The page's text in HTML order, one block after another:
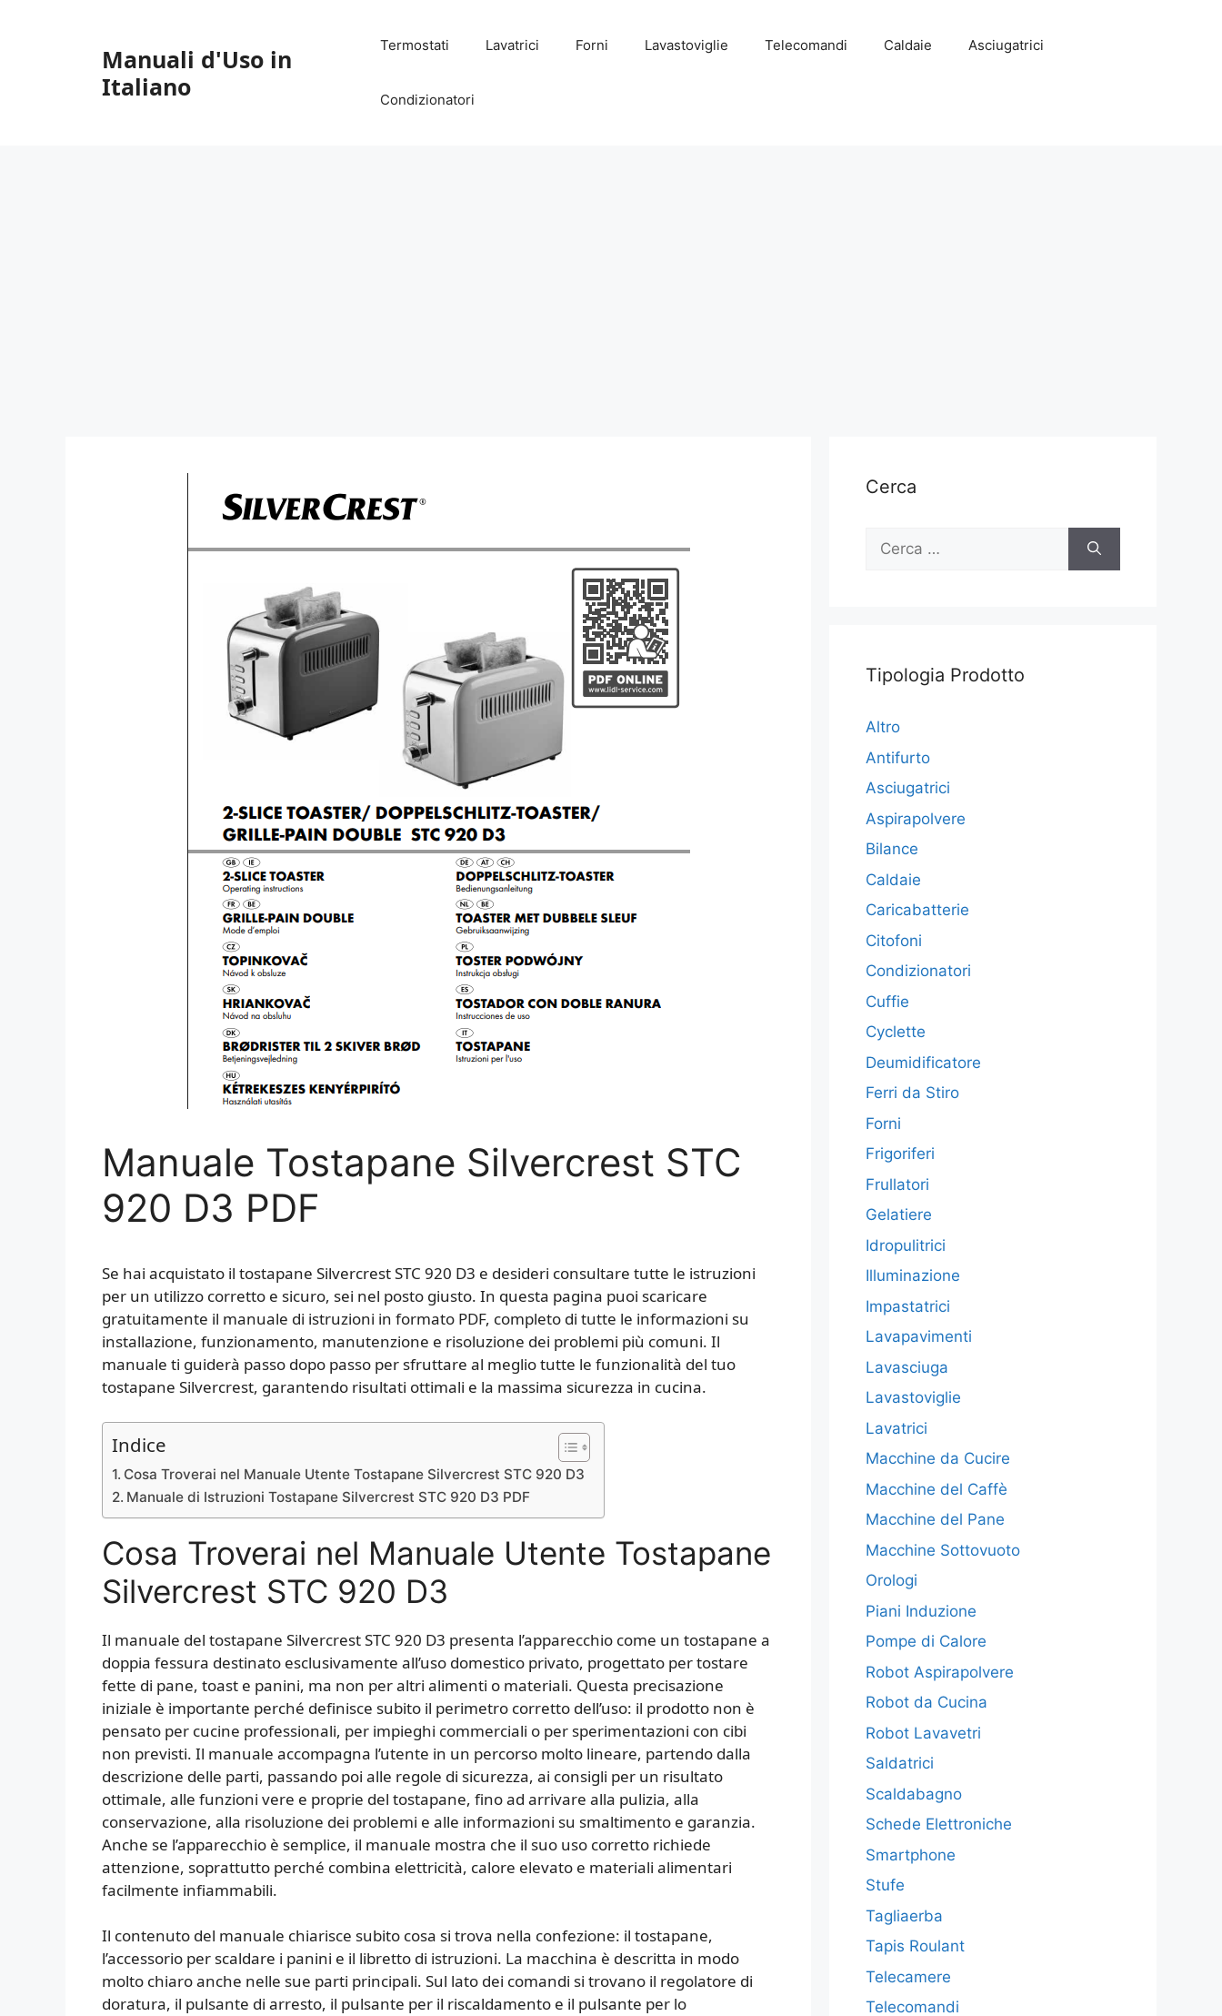
Manuali d'Uso in
Italiano
Termostati Lavatrici Forni Lavastoviglie Telecomandi Caldaie Asciugatrici
Condizionatori
Manuale Tostapane Silvercrest STC
920 D3 PDF
Se hai acquistato il tostapane Silvercrest STC 920 D3 e desideri consultare tutte le istruzioni
per un utilizzo corretto e sicuro, sei nel posto giusto. In questa pagina puoi scaricare
gratuitamente il manuale di istruzioni in formato PDF, completo di tutte le informazioni su
installazione, funzionamento, manutenzione e risoluzione dei problemi più comuni. Il
manuale ti guiderà passo dopo passo per sfruttare al meglio tutte le funzionalità del tuo
tostapane Silvercrest, garantendo risultati ottimali e la massima sicurezza in cucina.
Indice
Cosa Troverai nel Manuale Utente Tostapane Silvercrest STC 920 D3
Manuale di Istruzioni Tostapane Silvercrest STC 920 D3 PDF
Cosa Troverai nel Manuale Utente Tostapane
Silvercrest STC 920 D3
Il manuale del tostapane Silvercrest STC 920 D3 presenta l’apparecchio come un tostapane a
doppia fessura destinato esclusivamente all’uso domestico privato, progettato per tostare
fette di pane, toast e panini, ma non per altri alimenti o materiali. Questa precisazione
iniziale è importante perché definisce subito il perimetro corretto dell’uso: il prodotto non è
pensato per cucine professionali, per impieghi commerciali o per sperimentazioni con cibi
non previsti. Il manuale accompagna l’utente in un percorso molto lineare, partendo dalla
descrizione delle parti, passando poi alle regole di sicurezza, ai consigli per un risultato
ottimale, alle funzioni vere e proprie del tostapane, fino ad arrivare alla pulizia, alla
conservazione, alla risoluzione dei problemi e alle informazioni su smaltimento e garanzia.
Anche se l’apparecchio è semplice, il manuale mostra che il suo uso corretto richiede
attenzione, soprattutto perché combina elettricità, calore elevato e materiali alimentari
facilmente infiammabili.
Il contenuto del manuale chiarisce subito cosa si trova nella confezione: il tostapane,
l’accessorio per scaldare i panini e il libretto di istruzioni. La macchina è descritta in modo
molto chiaro anche nelle sue parti principali. Sul lato dei comandi si trovano il regolatore di
doratura, il pulsante di arresto, il pulsante per il riscaldamento e il pulsante per lo
Cerca
Ricerca
Tipologia Prodotto
Altro
Antifurto
Asciugatrici
Aspirapolvere
Bilance
Caldaie
Caricabatterie
Citofoni
Condizionatori
Cuffie
Cyclette
Deumidificatore
Ferri da Stiro
Forni
Frigoriferi
Frullatori
Gelatiere
Idropulitrici
Illuminazione
Impastatrici
Lavapavimenti
Lavasciuga
Lavastoviglie
Lavatrici
Macchine da Cucire
Macchine del Caffè
Macchine del Pane
Macchine Sottovuoto
Orologi
Piani Induzione
Pompe di Calore
Robot Aspirapolvere
Robot da Cucina
Robot Lavavetri
Saldatrici
Scaldabagno
Schede Elettroniche
Smartphone
Stufe
Tagliaerba
Tapis Roulant
Telecamere
Telecomandi